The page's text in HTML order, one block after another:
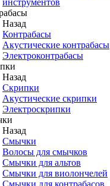
инструментов
Назад
Контрабасы
Акустические контрабасы
Электроконтрабасы
Назад
Скрипки
Акустические скрипки
Электроскрипки
Назад
Смычки
Волосы для смычков
Смычки для альтов
Смычки для виолончелей
Смычки для контрабасов